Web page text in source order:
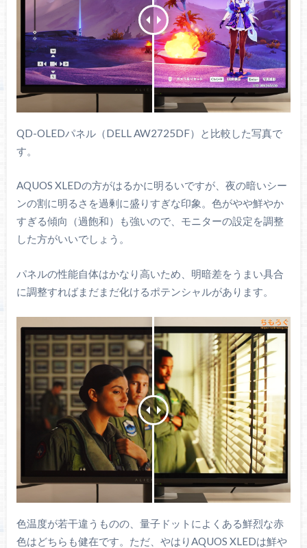
QD-OLEDパネル（DELL AW2725DF）と比較した写真で
す。
AQUOS XLEDの方がはるかに明るいですが、夜の暗いシー
ンの割に明るさを過剰に盛りすぎな印象。色がやや鮮やか
すぎる傾向（過飽和）も強いので、モニターの設定を調整
した方がいいでしょう。
パネルの性能自体はかなり高いため、明暗差をうまい具合
に調整すればまだまだ化けるポテンシャルがあります。
色温度が若干違うものの、量子ドットによくある鮮烈な赤
色はどちらも健在です。ただ、やはりAQUOS XLEDは鮮や